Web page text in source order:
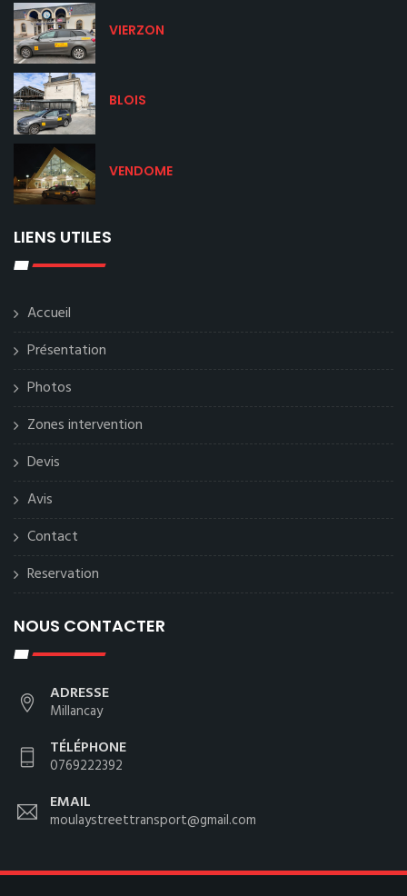
VIERZON
BLOIS
VENDOME
LIENS UTILES
Accueil
Présentation
Photos
Zones intervention
Devis
Avis
Contact
Reservation
NOUS CONTACTER
ADRESSE
Millancay
TÉLÉPHONE
0769222392
EMAIL
moulaystreettransport@gmail.com